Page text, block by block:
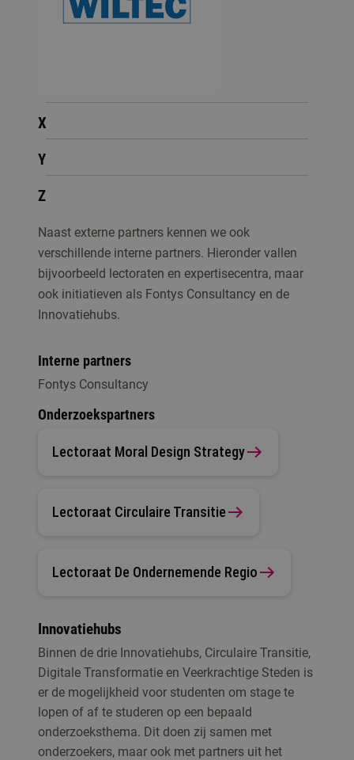
X
Y
Z
Naast externe partners kennen we ook
verschillende interne partners. Hieronder vallen
bijvoorbeeld lectoraten en expertisecentra, maar
ook initiatieven als Fontys Consultancy en de
Innovatiehubs.
Interne partners
Fontys Consultancy
Onderzoekspartners
Lectoraat Moral Design Strategy
Lectoraat Circulaire Transitie
Lectoraat De Ondernemende Regio
Innovatiehubs
Binnen de drie Innovatiehubs, Circulaire Transitie,
Digitale Transformatie en Veerkrachtige Steden is
er de mogelijkheid voor studenten om stage te
lopen of af te studeren op een bepaald
onderzoeksthema. Dit doen zij samen met
onderzoekers, maar ook met partners uit het